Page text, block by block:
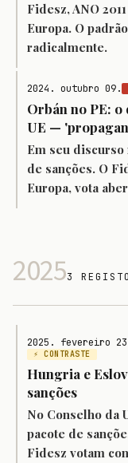
Fidesz, ANO
Europa. O
radicalmente.
2024. outubro 09.
Orbán no PE:
UE —
Em seu
de sanções. O
Europa, vota
20253
2025. fevereiro
⚡ CONTRASTE
Hungria e
sanções
No Conselho da
pacote de
Fidesz votam